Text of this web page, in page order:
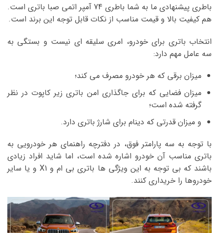
باطری پیشنهادی ما به شما باطری 74 آمپر اتمی صبا باتری است.
هم کیفیت بالا و قیمت مناسب از نکات قابل توجه این برند است.
انتخاب باتری برای خودرو، امری سلیقه ای نیست و بستگی به
سه عامل مهم دارد:
میزان برقی که هر خودرو مصرف می کند؛
میزان فضایی که برای جاگذاری امن باتری زیر کاپوت در نظر
گرفته شده است؛
و میزان قدرتی که دینام برای شارژ باتری دارد.
با توجه به سه پارامتر فوق، در دفترچه راهنمای هر خودرویی به
باتری مناسب آن خودرو اشاره شده است، اما شاید افراد زیادی
باشند که بی توجه به این ویژگی ها باتری بی ام و X1 و یا سایر
خودروها را خریداری کنند.